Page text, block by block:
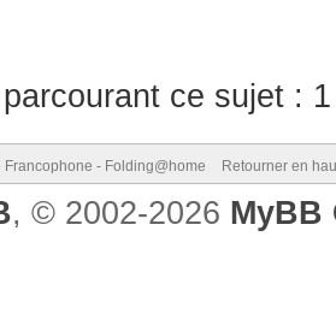
ce sujet :
Francophone - Folding@home Retourner en
, © 2002-2026 MyBB